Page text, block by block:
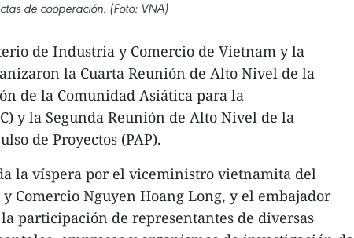
de cooperación. (Foto: VNA)
de Industria y Comercio de Vietnam y la
la Cuarta Reunión de Alto Nivel de la
de la Comunidad Asiática para la
y la Segunda Reunión de Alto Nivel de la
de Proyectos (PAP).
la víspera por el viceministro vietnamita del
Comercio Nguyen Hoang Long, y el embajador
participación de representantes de diversas